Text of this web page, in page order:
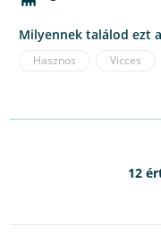
Milyennek találod ezt
Hasznos Vicces
12